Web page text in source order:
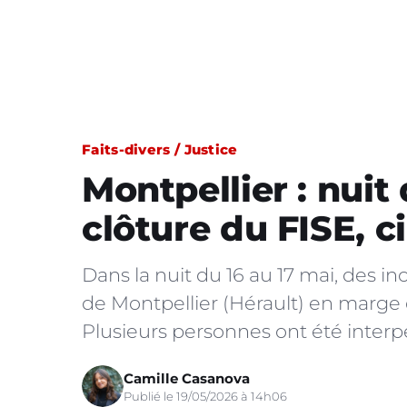
Faits-divers / Justice
Montpellier : nuit
clôture du FISE,
Dans la nuit du 16 au 17 mai, des
de Montpellier (Hérault) en marge
Plusieurs personnes ont été
Camille Casanova
Publié le 19/05/2026 à 14h06